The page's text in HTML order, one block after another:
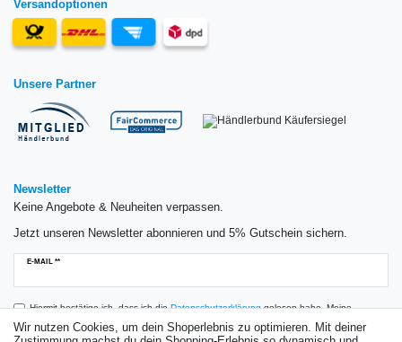
Versandoptionen
Unsere Partner
Newsletter
Keine Angebote & Neuheiten verpassen.
Jetzt unseren Newsletter abonnieren und 5% Gutschein sichern.
E-MAIL **
Newsletter
Hiermit bestätige ich, dass ich dieDaten­schutz­erklärunggelesen habe. Meine
Einwilligung kann ich jederzeit widerrufen.**
Wir nutzen Cookies, um dein Shoperlebnis zu optimieren. Mit deiner